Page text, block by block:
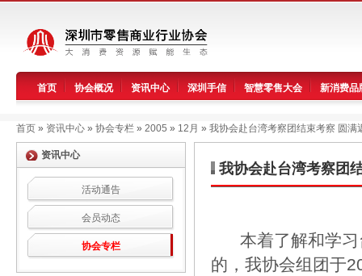
首页 协会概况 资讯中心 深圳手信 智慧零售大会 新消费品
首页 » 资讯中心 » 协会专栏 » 2005 » 12月 » 我协会赴台湾考察团结束考察 圆满
资讯中心
活动通告
会员动态
协会专栏
我协会赴台湾考察团
本着了解和学习
的，我协会组团于